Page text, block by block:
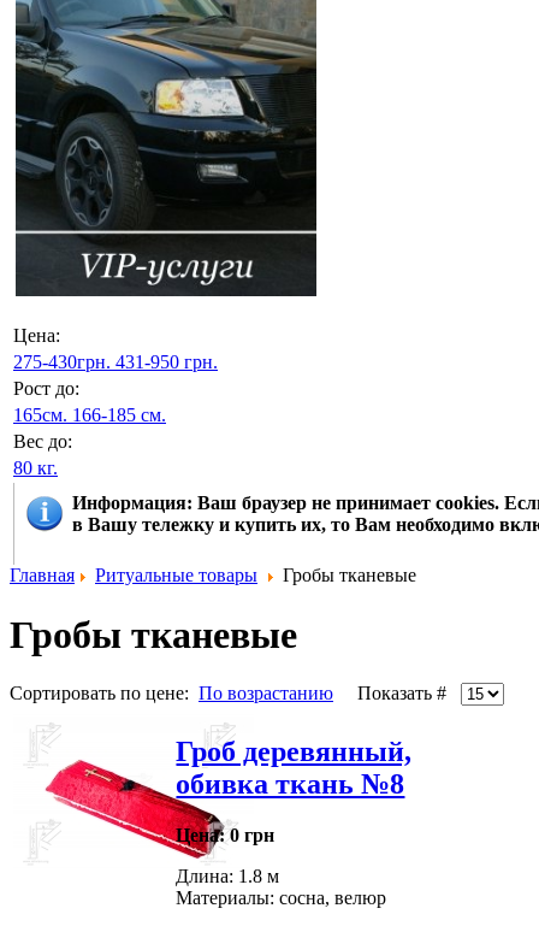
Цена:
275-430грн. 431-950 грн.
Рост до:
165см. 166-185 см.
Вес до:
80 кг.
Информация: Ваш браузер не принимает cookies.
в Вашу тележку и купить их, то Вам необходимо
Главная Ритуальные товары Гробы тканевые
Гробы тканевые
Сортировать по цене: По возрастанию Показать #
Гроб деревянный,
обивка ткань №8
Цена: 0 грн
Длина: 1.8 м
Материалы: сосна, велюр